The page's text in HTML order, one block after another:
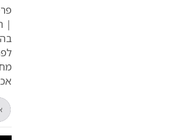
|